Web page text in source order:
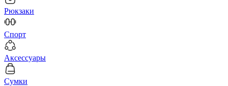
Рюкзаки
Спорт
Аксессуары
Сумки